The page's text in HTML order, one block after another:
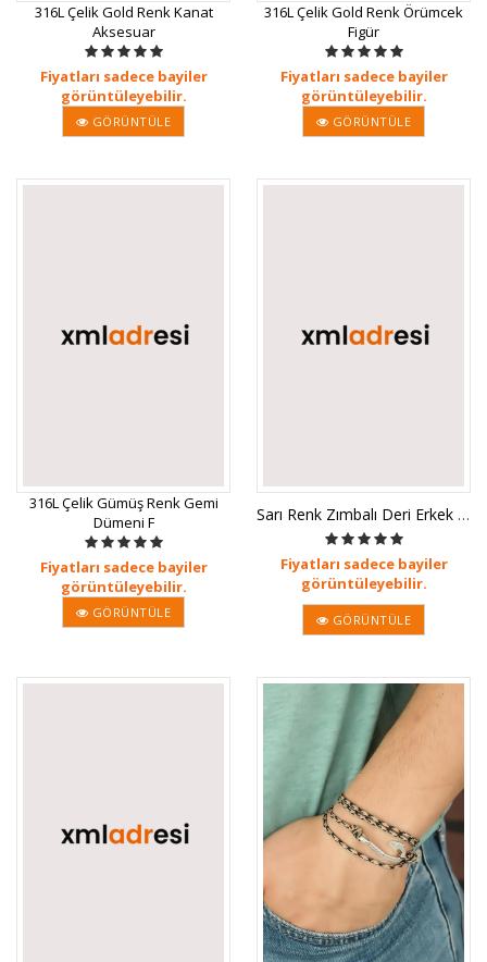
316L Çelik Gold Renk Kanat
Aksesuar
Fiyatları sadece bayiler
görüntüleyebilir.
GÖRÜNTÜLE
316L Çelik Gold Renk Örümcek
Figür
Fiyatları sadece bayiler
görüntüleyebilir.
GÖRÜNTÜLE
316L Çelik Gümüş Renk Gemi
Dümeni F
Fiyatları sadece bayiler
görüntüleyebilir.
GÖRÜNTÜLE
Sarı Renk Zımbalı Deri Erkek Bilekl
Fiyatları sadece bayiler
görüntüleyebilir.
GÖRÜNTÜLE